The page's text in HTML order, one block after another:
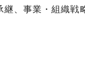
、事業・組織戦